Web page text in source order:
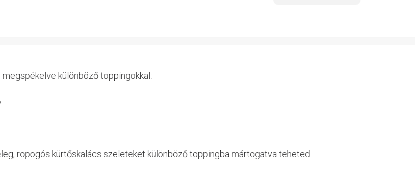
különböző toppingokkal:
ropogós kürtőskalács szeleteket különböző toppingba mártogatva teheted